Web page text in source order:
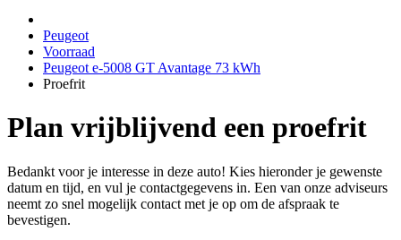
Peugeot
Voorraad
Peugeot e-5008 GT Avantage 73 kWh
Proefrit
Plan vrijblijvend een proefrit
Bedankt voor je interesse in deze auto! Kies hieronder je gewenste
datum en tijd, en vul je contactgegevens in. Een van onze adviseurs
neemt zo snel mogelijk contact met je op om de afspraak te
bevestigen.